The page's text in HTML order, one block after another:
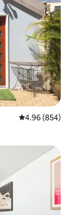
レビュー854
4.96 (854)